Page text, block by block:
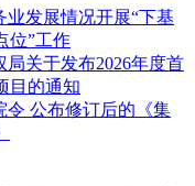
业发展情况开展“下基
位”工作
局关于发布2026年度首
目的通知
令 公布修订后的《集